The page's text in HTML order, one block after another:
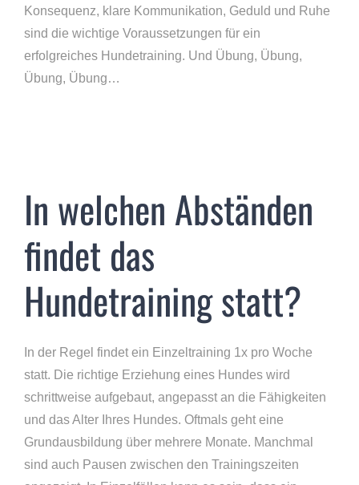
Konsequenz, klare Kommunikation, Geduld und Ruhe
sind die wichtige Voraussetzungen für ein
erfolgreiches Hundetraining. Und Übung, Übung,
Übung, Übung…
In welchen Abständen
findet das
Hundetraining statt?
In der Regel findet ein Einzeltraining 1x pro Woche
statt. Die richtige Erziehung eines Hundes wird
schrittweise aufgebaut, angepasst an die Fähigkeiten
und das Alter Ihres Hundes. Oftmals geht eine
Grundausbildung über mehrere Monate. Manchmal
sind auch Pausen zwischen den Trainingszeiten